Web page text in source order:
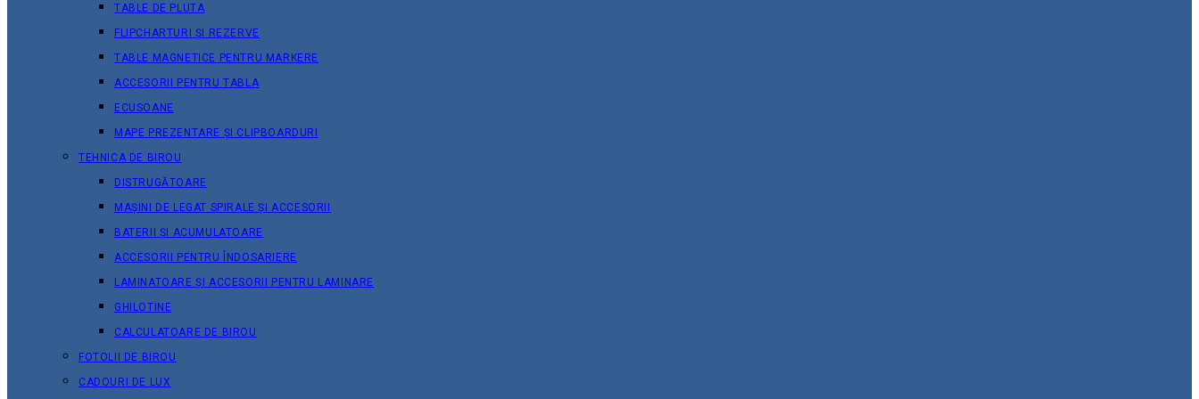
TABLE DE PLUTA
FLIPCHARTURI ȘI REZERVE
TABLE MAGNETICE PENTRU MARKERE
ACCESORII PENTRU TABLA
ECUSOANE
MAPE PREZENTARE ȘI CLIPBOARDURI
TEHNICA DE BIROU
DISTRUGĂTOARE
MAȘINI DE LEGAT SPIRALE ȘI ACCESORII
BATERII ȘI ACUMULATOARE
ACCESORII PENTRU ÎNDOSARIERE
LAMINATOARE ȘI ACCESORII PENTRU LAMINARE
GHILOTINE
CALCULATOARE DE BIROU
FOTOLII DE BIROU
CADOURI DE LUX